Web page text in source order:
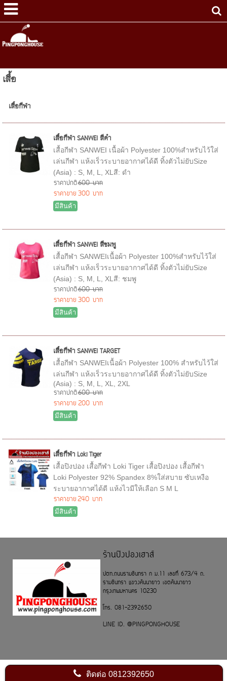
เสื้อ
เสื้อกีฬา
เสื้อกีฬา SANWEI สีดำ
เสื้อกีฬา SANWEI เนื้อผ้า Polyester 100%สำหรับไว้ใส่
เล่นกีฬา แห้งเร็วระบายอากาศได้ดี ทิ้งตัวไม่ยับSize
(Asia) : S, M, L, XLสี: ดำ
ราคาปกติ600 บาท
ราคาขาย 300 บาท
มีสินค้า
เสื้อกีฬา SANWEI สีชมพู
เสื้อกีฬา SANWEIเนื้อผ้า Polyester 100%สำหรับไว้ใส่
เล่นกีฬา แห้งเร็วระบายอากาศได้ดี ทิ้งตัวไม่ยับSize
(Asia) : S, M, L, XLสี: ชมพู
ราคาปกติ600 บาท
ราคาขาย 300 บาท
มีสินค้า
เสื้อกีฬา SANWEI TARGET
เสื้อกีฬา SANWEIเนื้อผ้า Polyester 100% สำหรับไว้ใส่
เล่นกีฬา แห้งเร็วระบายอากาศได้ดี ทิ้งตัวไม่ยับSize
(Asia) : S, M, L, XL, 2XL
ราคาปกติ600 บาท
ราคาขาย 200 บาท
มีสินค้า
เสื้อกีฬา Loki Tiger
เสื้อปิงปอง เสื้อกีฬา Loki Tiger เสื้อปิงปอง เสื้อกีฬา
Loki Polyester 92% Spandex 8%ใส่สบาย ซับเหงือ
ระบายอากาศได้ดี แห้งไวมีให้เลือก S M L
ราคาขาย240 บาท
มีสินค้า
ร้านปิงปองเฮาส์
ปตท.ถนนรามอินทรา ก ม.11 เลขที่ 673/4 ถ.
รามอินทรา แขวงคันนายาว เขตคันนายาว
กรุงเทพมหานคร 10230
โทร. 081-2392650
LINE ID. @PINGPONGHOUSE
ติดต่อ0812392650